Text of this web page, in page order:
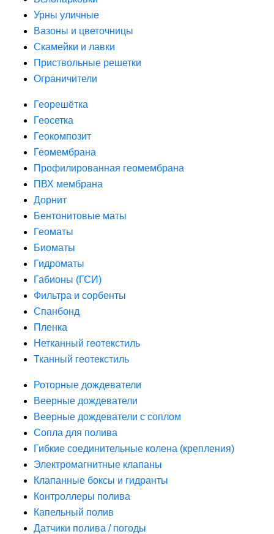
Урны уличные
Вазоны и цветочницы
Скамейки и лавки
Приствольные решетки
Ограничители
Георешётка
Геосетка
Геокомпозит
Геомембрана
Профилированная геомембрана
ПВХ мембрана
Дорнит
Бентонитовые маты
Геоматы
Биоматы
Гидроматы
Габионы (ГСИ)
Фильтра и сорбенты
Спанбонд
Пленка
Нетканный геотекстиль
Тканный геотекстиль
Роторные дождеватели
Веерные дождеватели
Веерные дождеватели с соплом
Сопла для полива
Гибкие соединительные колена (крепления)
Электромагнитные клапаны
Клапанные боксы и гидранты
Контроллеры полива
Капельный полив
Датчики полива / погоды